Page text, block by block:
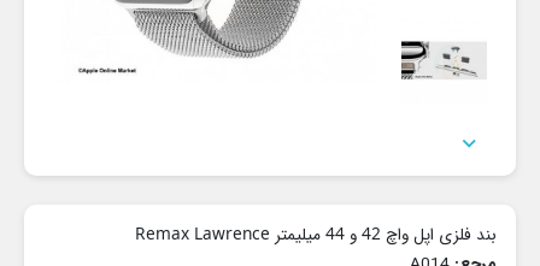

بند فلزی اپل واچ 42 و 44 میلیمتر Remax Lawrence